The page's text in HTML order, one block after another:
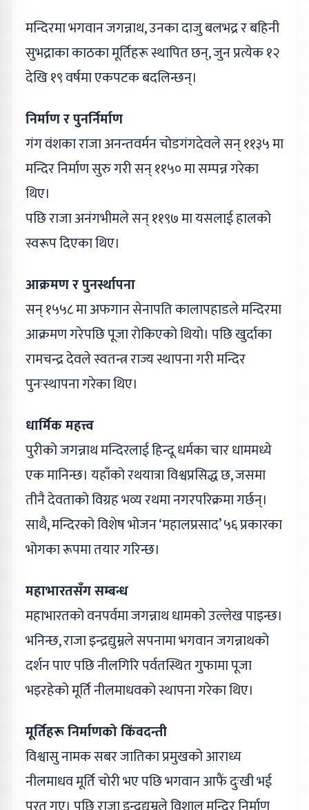
मन्दिरमा भगवान जगन्नाथ, उनका दाजु बलभद्र र बहिनी
सुभद्राका काठका मूर्तिहरू स्थापित छन्, जुन प्रत्येक १२
देखि १९ वर्षमा एकपटक बदलिन्छन्।
निर्माण र पुनर्निर्माण
गंग वंशका राजा अनन्तवर्मन चोडगंगदेवले सन् ११३५ मा
मन्दिर निर्माण सुरु गरी सन् ११५० मा सम्पन्न गरेका
थिए।
पछि राजा अनंगभीमले सन् ११९७ मा यसलाई हालको
स्वरूप दिएका थिए।
आक्रमण र पुनर्स्थापना
सन् १५५८ मा अफगान सेनापति कालापहाडले मन्दिरमा
आक्रमण गरेपछि पूजा रोकिएको थियो। पछि खुर्दाका
रामचन्द्र देवले स्वतन्त्र राज्य स्थापना गरी मन्दिर
पुनःस्थापना गरेका थिए।
धार्मिक महत्त्व
पुरीको जगन्नाथ मन्दिरलाई हिन्दू धर्मका चार धाममध्ये
एक मानिन्छ। यहाँको रथयात्रा विश्वप्रसिद्ध छ, जसमा
तीनै देवताको विग्रह भव्य रथमा नगरपरिक्रमा गर्छन्।
साथै, मन्दिरको विशेष भोजन ‘महालप्रसाद’ ५६ प्रकारका
भोगका रूपमा तयार गरिन्छ।
महाभारतसँग सम्बन्ध
महाभारतको वनपर्वमा जगन्नाथ धामको उल्लेख पाइन्छ।
भनिन्छ, राजा इन्द्रद्युम्नले सपनामा भगवान जगन्नाथको
दर्शन पाए पछि नीलगिरि पर्वतस्थित गुफामा पूजा
भइरहेको मूर्ति नीलमाधवको स्थापना गरेका थिए।
मूर्तिहरू निर्माणको किंवदन्ती
विश्वासु नामक सबर जातिका प्रमुखको आराध्य
नीलमाधव मूर्ति चोरी भए पछि भगवान आफैं दुःखी भई